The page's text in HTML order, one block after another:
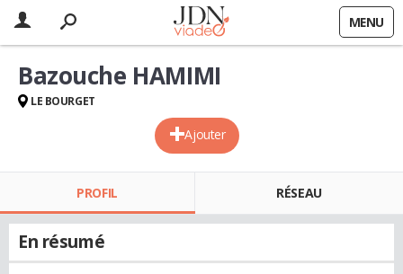
MENU
Ajouter
Bazouche HAMIMI
LE BOURGET
PROFIL RÉSEAU
En résumé